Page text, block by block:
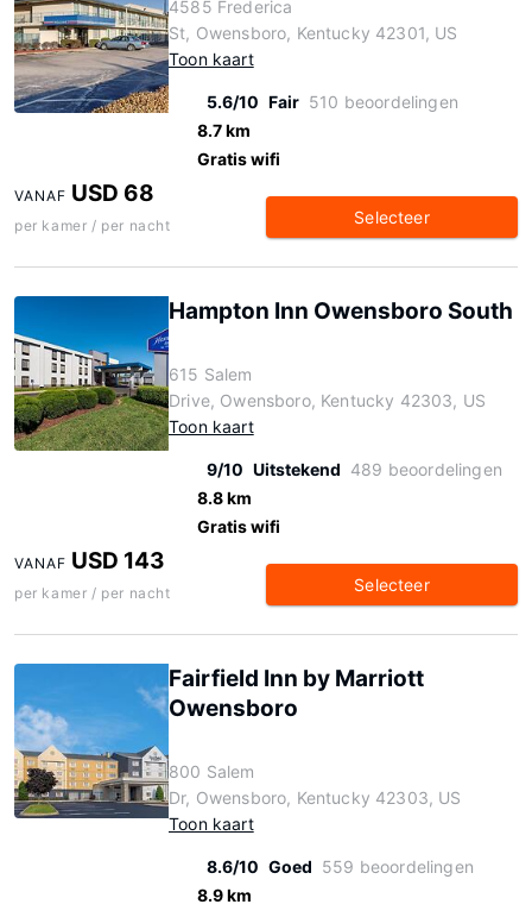
4585 Frederica
St, Owensboro, Kentucky 42301, US
Toon kaart
5.6/10 Fair 510 beoordelingen
8.7 km
Gratis wifi
VANAF USD 68
per kamer / per nacht Selecteer
Hampton Inn Owensboro South
615 Salem
Drive, Owensboro, Kentucky 42303, US
Toon kaart
9/10 Uitstekend 489 beoordelingen
8.8 km
Gratis wifi
VANAF USD 143
per kamer / per nacht Selecteer
Fairfield Inn by Marriott
Owensboro
800 Salem
Dr, Owensboro, Kentucky 42303, US
Toon kaart
8.6/10 Goed 559 beoordelingen
8.9 km